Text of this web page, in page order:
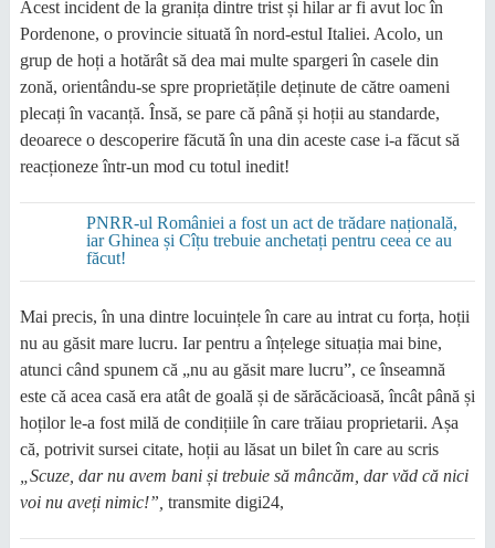
Acest incident de la granița dintre trist și hilar ar fi avut loc în
Pordenone, o provincie situată în nord-estul Italiei. Acolo, un
grup de hoți a hotărât să dea mai multe spargeri în casele din
zonă, orientându-se spre proprietățile deținute de către oameni
plecați în vacanță. Însă, se pare că până și hoții au standarde,
deoarece o descoperire făcută în una din aceste case i-a făcut să
reacționeze într-un mod cu totul inedit!
PNRR-ul României a fost un act de trădare națională,
iar Ghinea și Cîțu trebuie anchetați pentru ceea ce au
făcut!
Mai precis, în una dintre locuințele în care au intrat cu forța, hoții
nu au găsit mare lucru. Iar pentru a înțelege situația mai bine,
atunci când spunem că „nu au găsit mare lucru”, ce înseamnă
este că acea casă era atât de goală și de sărăcăcioasă, încât până și
hoților le-a fost milă de condițiile în care trăiau proprietarii. Așa
că, potrivit sursei citate, hoții au lăsat un bilet în care au scris
„Scuze, dar nu avem bani și trebuie să mâncăm, dar văd că nici
voi nu aveți nimic!”, transmite digi24,